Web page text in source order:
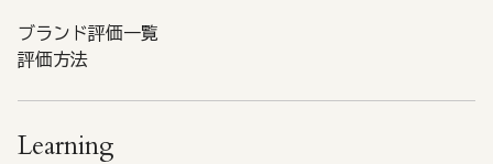
ブランド評価一覧
評価方法
Learning